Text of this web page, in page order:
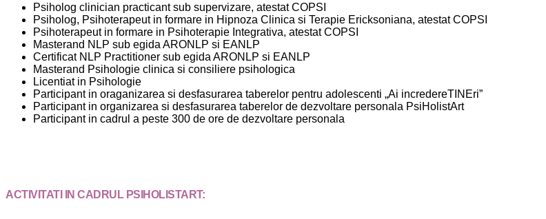
Psiholog clinician practicant sub supervizare, atestat COPSI
Psiholog, Psihoterapeut in formare in Hipnoza Clinica si Terapie Ericksoniana, atestat COPSI
Psihoterapeut in formare in Psihoterapie Integrativa, atestat COPSI
Masterand NLP sub egida ARONLP si EANLP
Certificat NLP Practitioner sub egida ARONLP si EANLP
Masterand Psihologie clinica si consiliere psihologica
Licentiat in Psihologie
Participant in oraganizarea si desfasurarea taberelor pentru adolescenti „Ai incredereTINEri”
Participant in organizarea si desfasurarea taberelor de dezvoltare personala PsiHolistArt
Participant in cadrul a peste 300 de ore de dezvoltare personala
ACTIVITATI IN CADRUL PSIHOLISTART: